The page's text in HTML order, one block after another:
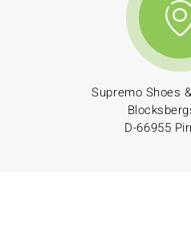
Supremo Shoes
D-66955